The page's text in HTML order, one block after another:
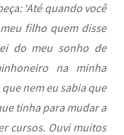
‘Até quando você
filho quem disse
do meu sonho de
na minha
nem eu sabia que
tinha para mudar a
cursos. Ouvi muitos